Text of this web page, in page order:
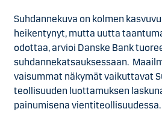
Suhdannekuva on kolmen
heikentynyt, mutta uutta
odottaa, arvioi Danske Bank
suhdannekatsauksessaan.
vaisummat näkymät vaikuttavat
teollisuuden luottamuksen
painumisena vientiteollisuudessa.